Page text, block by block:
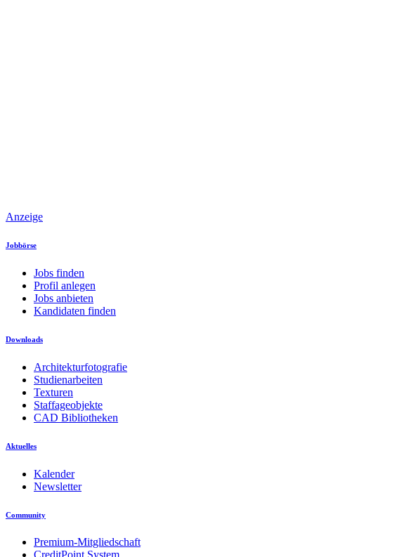
Anzeige
Jobbörse
Jobs finden
Profil anlegen
Jobs anbieten
Kandidaten finden
Downloads
Architekturfotografie
Studienarbeiten
Texturen
Staffageobjekte
CAD Bibliotheken
Aktuelles
Kalender
Newsletter
Community
Premium-Mitgliedschaft